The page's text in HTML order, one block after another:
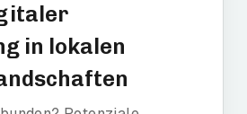
in lokalen